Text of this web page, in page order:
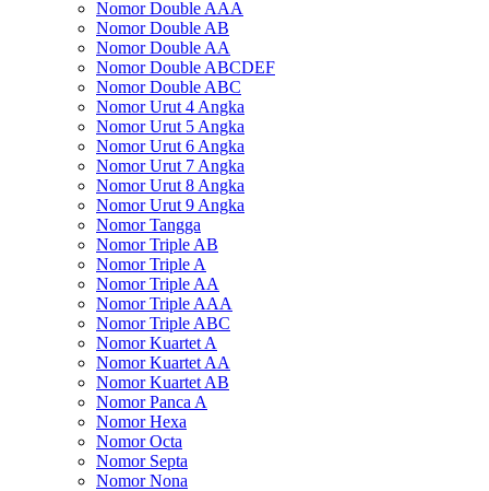
Nomor Double AAA
Nomor Double AB
Nomor Double AA
Nomor Double ABCDEF
Nomor Double ABC
Nomor Urut 4 Angka
Nomor Urut 5 Angka
Nomor Urut 6 Angka
Nomor Urut 7 Angka
Nomor Urut 8 Angka
Nomor Urut 9 Angka
Nomor Tangga
Nomor Triple AB
Nomor Triple A
Nomor Triple AA
Nomor Triple AAA
Nomor Triple ABC
Nomor Kuartet A
Nomor Kuartet AA
Nomor Kuartet AB
Nomor Panca A
Nomor Hexa
Nomor Octa
Nomor Septa
Nomor Nona